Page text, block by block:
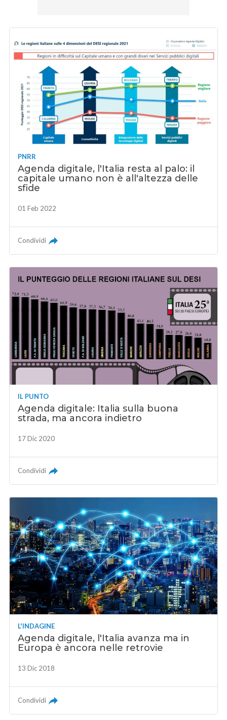
PNRR
Agenda digitale, l'Italia resta al palo: il
capitale umano non è all'altezza delle
sfide
01 Feb 2022
Condividi
IL PUNTO
Agenda digitale: Italia sulla buona
strada, ma ancora indietro
17 Dic 2020
Condividi
L'INDAGINE
Agenda digitale, l'Italia avanza ma in
Europa è ancora nelle retrovie
13 Dic 2018
Condividi